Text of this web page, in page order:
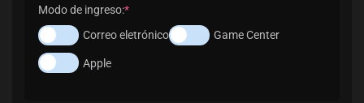
Modo de ingreso:*
Correo eletrónico Game Center
Apple